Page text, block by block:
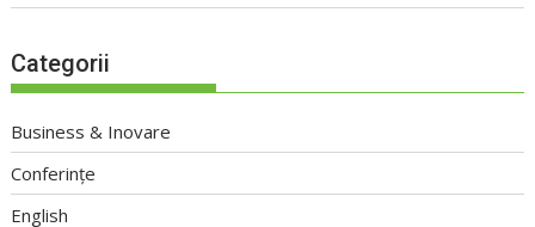
Categorii
Business & Inovare
Conferințe
English